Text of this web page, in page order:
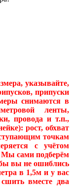
указывайте,
припуски
снимаются в
ленты,
провода и т.п.,
рост, обхват
точкам
с учётом
Мы сами подберём
вы не ошиблись
в 1,5м и у вас
вместе два